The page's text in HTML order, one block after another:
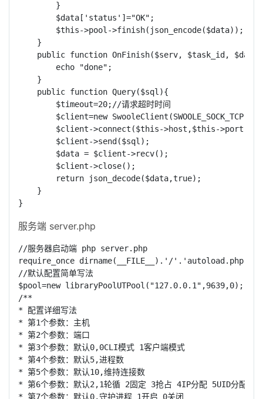
}
$data['status']="OK";
$this->pool->finish(json_encode($data));
}
public function OnFinish($serv, $task_id,
echo "done";
}
public function Query($sql){
$timeout=20;//请求超时时间
$client=new SwooleClient(SWOOLE_SOCK_TCP);
$client->connect($this->host,$this-
$client->send($sql);
$data = $client->recv();
$client->close();
return json_decode($data,true);
}
}
服务端 server.php
//服务器启动端 php server.php
require_once dirname(__FILE__).'/'.'autoload.php';
//默认配置简单写法
$pool=new libraryPoolUTPool("127.0.0.1",9639,0);
/**
* 配置详细写法
* 第1个参数：主机
* 第2个参数：端口
* 第3个参数：默认0,0CLI模式 1客户端模式
* 第4个参数：默认5,进程数
* 第5个参数：默认10,维持连接数
* 第6个参数：默认2,1轮循 2固定 3抢占 4IP分配 5UID分配
* 第7个参数：默认0,守护进程 1开启 0关闭